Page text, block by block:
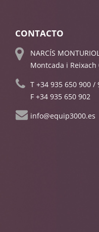
CONTACTO
NARCÍS
Montcada i Reixach
T +34 935 650 900 /
F +34 935 650 902
info@equip3000.es